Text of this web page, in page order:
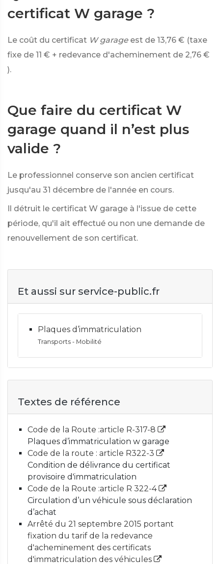
certificat W garage ?
Le coût du certificat W garage est de 13,76 € (taxe
fixe de 11 € + redevance d'acheminement de 2,76 €
).
Que faire du certificat W
garage quand il n’est plus
valide ?
Le professionnel conserve son ancien certificat
jusqu'au 31 décembre de l'année en cours.
Il détruit le certificat W garage à l'issue de cette
période, qu'il ait effectué ou non une demande de
renouvellement de son certificat.
Et aussi sur service-public.fr
Plaques d’immatriculation
Transports - Mobilité
Textes de référence
Code de la Route :article R-317-8
Plaques d’immatriculation w garage
Code de la route : article R322-3
Condition de délivrance du certificat
provisoire d'immatriculation
Code de la Route :article R 322-4
Circulation d’un véhicule sous déclaration
d’achat
Arrêté du 21 septembre 2015 portant
fixation du tarif de la redevance
d'acheminement des certificats
d'immatriculation des véhicules